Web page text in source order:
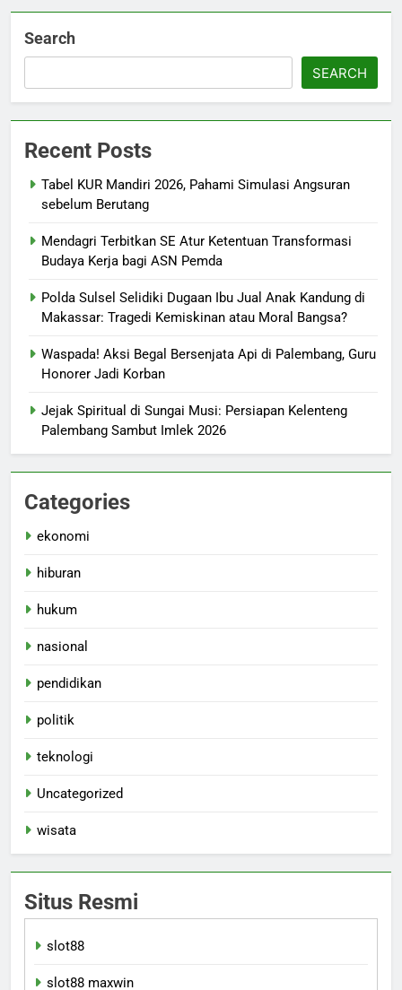
Search
SEARCH
Recent Posts
Tabel KUR Mandiri 2026, Pahami Simulasi Angsuran
sebelum Berutang
Mendagri Terbitkan SE Atur Ketentuan Transformasi
Budaya Kerja bagi ASN Pemda
Polda Sulsel Selidiki Dugaan Ibu Jual Anak Kandung di
Makassar: Tragedi Kemiskinan atau Moral Bangsa?
Waspada! Aksi Begal Bersenjata Api di Palembang, Guru
Honorer Jadi Korban
Jejak Spiritual di Sungai Musi: Persiapan Kelenteng
Palembang Sambut Imlek 2026
Categories
ekonomi
hiburan
hukum
nasional
pendidikan
politik
teknologi
Uncategorized
wisata
Situs Resmi
slot88
slot88 maxwin